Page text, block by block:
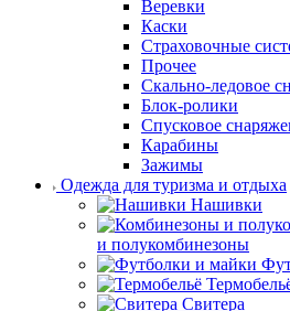
Веревки
Каски
Страховочные
Прочее
Скально-ледовое
Блок-ролики
Спусковое
Карабины
Зажимы
Одежда для туризма и отдыха
Нашивки
и полукомбинезоны
Свитера